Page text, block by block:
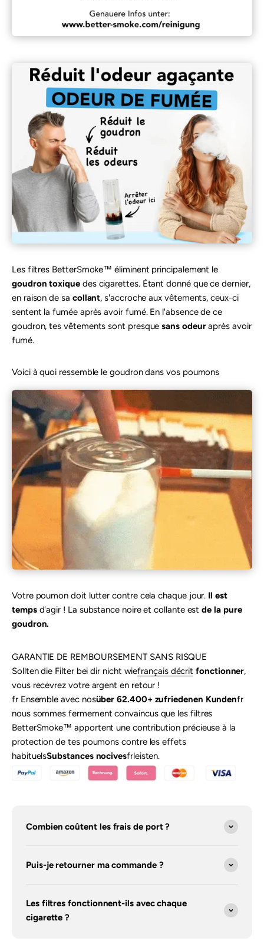
Les filtres BetterSmoke™ éliminent principalement le
goudron toxiquedes cigarettes. Étant donné que ce dernier,
en raison de sa collant, s'accroche aux vêtements, ceux-ci
sentent la fumée après avoir fumé. En l'absence de ce
goudron, tes vêtements sont presquesans odeuraprès avoir
fumé.
Voici à quoi ressemble le goudron dans vos poumons
Votre poumon doit lutter contre cela chaque jour. Il est
tempsd'agir ! La substance noire et collante estde la pure
goudron.
GARANTIE DE REMBOURSEMENT SANS RISQUE
Sollten die Filter bei dir nicht wiefrançais décrit fonctionner,
vous recevrez votre argent en retour !
fr Ensemble avec nosüber 62.400+ zufriedenen Kundenfr
nous sommes fermement convaincus que les filtres
BetterSmoke™ apportent une contribution précieuse à la
protection de tes poumons contre les effets
habituelsSubstances nocivesfrleisten.
Combien coûtent les frais de port ?
Puis-je retourner ma commande ?
Les filtres fonctionnent-ils avec chaque
cigarette ?